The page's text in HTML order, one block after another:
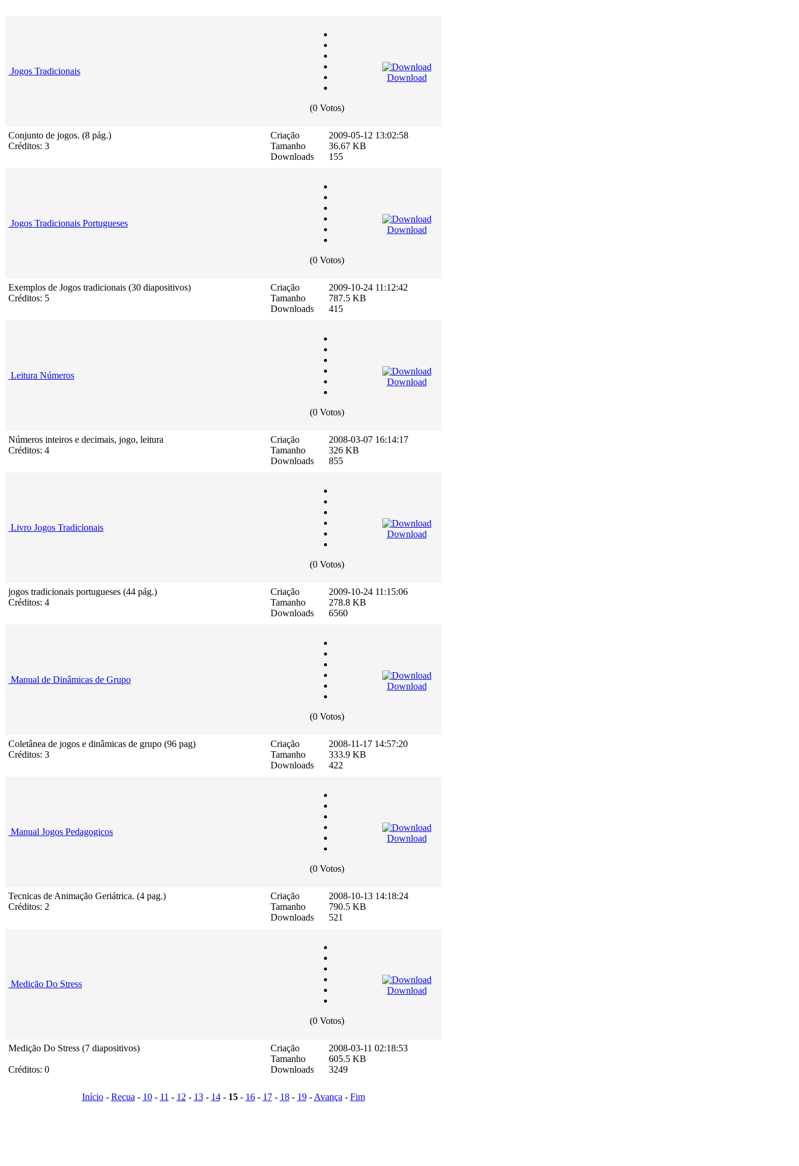
Jogos Tradicionais
(0 Votos)
Download
Conjunto de jogos. (8 pág.)
Créditos: 3
Criação
Tamanho
Downloads
2009-05-12 13:02:58
36.67 KB
155
Jogos Tradicionais Portugueses
(0 Votos)
Download
Exemplos de Jogos tradicionais (30 diapositivos)
Créditos: 5
Criação
Tamanho
Downloads
2009-10-24 11:12:42
787.5 KB
415
Leitura Números
(0 Votos)
Download
Números inteiros e decimais, jogo, leitura
Créditos: 4
Criação
Tamanho
Downloads
2008-03-07 16:14:17
326 KB
855
Livro Jogos Tradicionais
(0 Votos)
Download
jogos tradicionais portugueses (44 pág.)
Créditos: 4
Criação
Tamanho
Downloads
2009-10-24 11:15:06
278.8 KB
6560
Manual de Dinâmicas de Grupo
(0 Votos)
Download
Coletânea de jogos e dinâmicas de grupo (96 pag)
Créditos: 3
Criação
Tamanho
Downloads
2008-11-17 14:57:20
333.9 KB
422
Manual Jogos Pedagogicos
(0 Votos)
Download
Tecnicas de Animação Geriátrica. (4 pag.)
Créditos: 2
Criação
Tamanho
Downloads
2008-10-13 14:18:24
790.5 KB
521
Medição Do Stress
(0 Votos)
Download
Medição Do Stress (7 diapositivos)
Créditos: 0
Criação
Tamanho
Downloads
2008-03-11 02:18:53
605.5 KB
3249
Início- Recua- 10- 11 - 12- 13- 14- 15- 16- 17- 18- 19-Avança- Fim